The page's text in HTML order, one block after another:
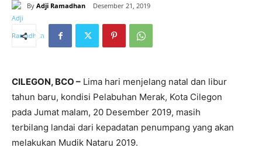
By Adji Ramadhan Desember 21, 2019
CILEGON, BCO – Lima hari menjelang natal dan libur
tahun baru, kondisi Pelabuhan Merak, Kota Cilegon
pada Jumat malam, 20 Desember 2019, masih
terbilang landai dari kepadatan penumpang yang akan
melakukan Mudik Nataru 2019.